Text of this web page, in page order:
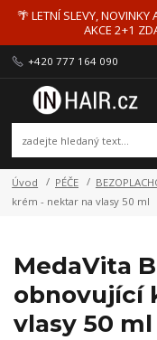
🌴 LETNÍ SLEVY, NOVINKY
AKCE 2+1
+420 777 164 090
Úvod PÉČE
krém - nektar na vlasy 50 ml
MedaVita
obnovující
vlasy 50 ml